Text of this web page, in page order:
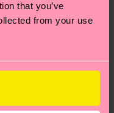
that you’ve
from your use